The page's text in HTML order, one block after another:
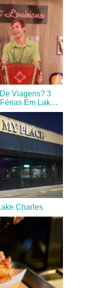
Viagens? 3
Em Lake
1)
Charles